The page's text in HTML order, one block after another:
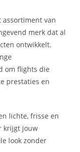
assortiment van
merk dat al
ontwikkelt.
om flights die
prestaties en
lichte, frisse en
krijgt jouw
look zonder